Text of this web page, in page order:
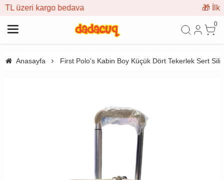
🎁 İlk siparişe %10
0
Anasayfa First Polo's Kabin Boy Küçük Dört Tekerlek Sert